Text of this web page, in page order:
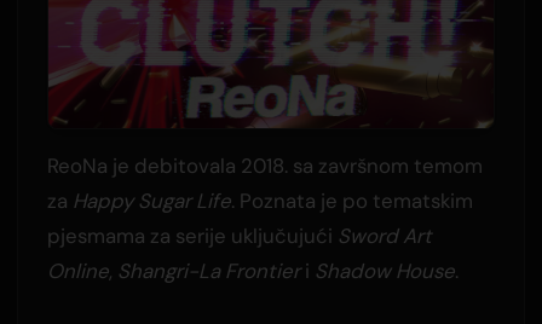
ReoNa je debitovala 2018. sa završnom temom
za Happy Sugar Life. Poznata je po tematskim
pjesmama za serije uključujući Sword Art
Online, Shangri-La Frontieri Shadow House.